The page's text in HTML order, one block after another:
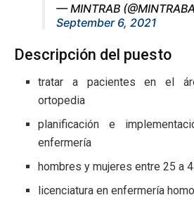
— MINTRAB
September 6, 2021
Descripción del puesto
tratar a pacientes en el
ortopedia
planificación e
enfermería
hombres y mujeres entre 25 a
licenciatura en enfermería